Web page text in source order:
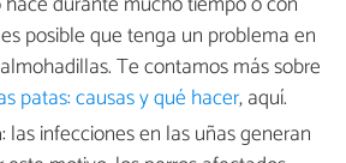
posible que tenga un problema en
Te contamos más sobre
patas: causas y qué hacer, aquí.
: las infecciones en las uñas generan